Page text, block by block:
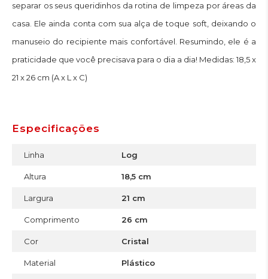
separar os seus queridinhos da rotina de limpeza por áreas da
casa. Ele ainda conta com sua alça de toque soft, deixando o
manuseio do recipiente mais confortável. Resumindo, ele é a
praticidade que você precisava para o dia a dia! Medidas: 18,5 x
21 x 26 cm (A x L x C)
Especificações
Linha Log
Altura 18,5 cm
Largura 21 cm
Comprimento 26 cm
Cor Cristal
Material Plástico